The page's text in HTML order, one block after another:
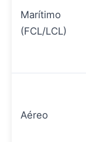
Marítimo
(FCL/LCL)
Aéreo